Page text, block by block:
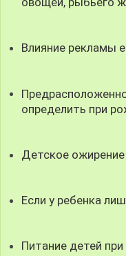
Влияние рекламы
определить при
Детское
Если у ребенка
Питание детей